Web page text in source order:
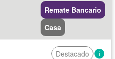
Remate Bancario
Casa
Destacado